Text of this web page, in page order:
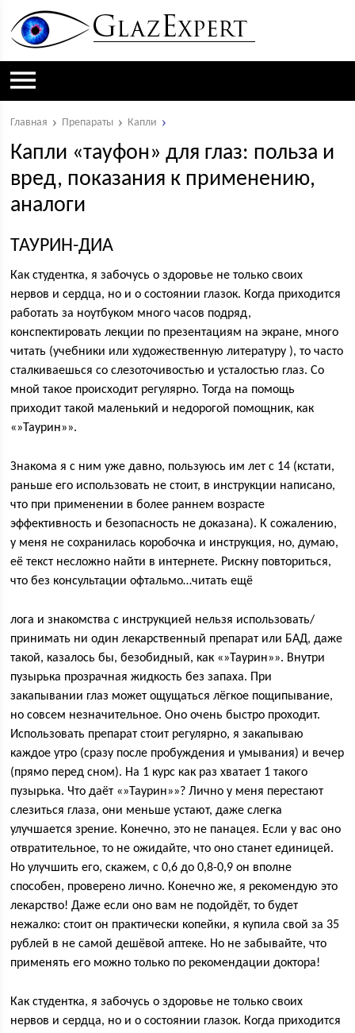
Главная Препараты Капли
Капли «тауфон» для глаз: польза и
вред, показания к применению,
аналоги
ТАУРИН-ДИА
Как студентка, я забочусь о здоровье не только своих
нервов и сердца, но и о состоянии глазок. Когда приходится
работать за ноутбуком много часов подряд,
конспектировать лекции по презентациям на экране, много
читать (учебники или художественную литературу ), то часто
сталкиваешься со слезоточивостью и усталостью глаз. Со
мной такое происходит регулярно. Тогда на помощь
приходит такой маленький и недорогой помощник, как
«»Таурин»».
Знакома я с ним уже давно, пользуюсь им лет с 14 (кстати,
раньше его использовать не стоит, в инструкции написано,
что при применении в более раннем возрасте
эффективность и безопасность не доказана). К сожалению,
у меня не сохранилась коробочка и инструкция, но, думаю,
её текст несложно найти в интернете. Рискну повториться,
что без консультации офтальмо…читать ещё
лога и знакомства с инструкцией нельзя использовать/
принимать ни один лекарственный препарат или БАД, даже
такой, казалось бы, безобидный, как «»Таурин»». Внутри
пузырька прозрачная жидкость без запаха. При
закапывании глаз может ощущаться лёгкое пощипывание,
но совсем незначительное. Оно очень быстро проходит.
Использовать препарат стоит регулярно, я закапываю
каждое утро (сразу после пробуждения и умывания) и вечер
(прямо перед сном). На 1 курс как раз хватает 1 такого
пузырька. Что даёт «»Таурин»»? Лично у меня перестают
слезиться глаза, они меньше устают, даже слегка
улучшается зрение. Конечно, это не панацея. Если у вас оно
отвратительное, то не ожидайте, что оно станет единицей.
Но улучшить его, скажем, с 0,6 до 0,8-0,9 он вполне
способен, проверено лично. Конечно же, я рекомендую это
лекарство! Даже если оно вам не подойдёт, то будет
нежалко: стоит он практически копейки, я купила свой за 35
рублей в не самой дешёвой аптеке. Но не забывайте, что
применять его можно только по рекомендации доктора!
Как студентка, я забочусь о здоровье не только своих
нервов и сердца, но и о состоянии глазок. Когда приходится